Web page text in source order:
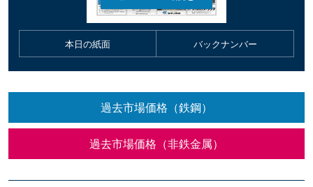
本日の紙面 バックナンバー
過去市場価格（鉄鋼）
過去市場価格（非鉄金属）